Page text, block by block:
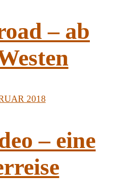
– ab
2018
– eine